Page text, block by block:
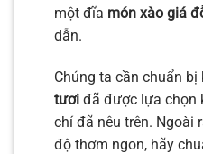
một đĩa món xào giá
dẫn.
Chúng ta cần chuẩn bị
tươi đã được lựa chọn
chí đã nêu trên. Ngoài
độ thơm ngon, hãy